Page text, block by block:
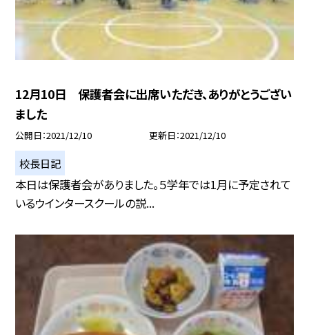
12月10日 保護者会に出席いただき、ありがとうござい
ました
公開日 2021/12/10 更新日 2021/12/10
校長日記
本日は保護者会がありました。５学年では1月に予定されて
いるウインタースクールの説...